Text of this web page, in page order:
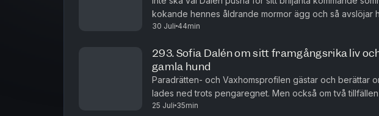
kokande hennes åldrande mormor ägg och så avslöjar
med 2000 upphittade kronor i ett sånt gammalt
30 Juli 44min
293. Sofia Dalén om sitt framgångsrika liv
gamla hund
Paradrätten- och Vaxhomsprofilen gästar och berättar
lades ned trots pengaregnet. Men också om två
blivit lurad av teknikens krafter.
25 Juli 35min